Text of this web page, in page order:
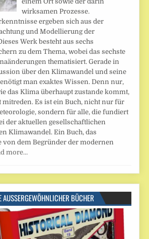
wirksamen Prozesse.
ergeben sich aus der
und Modellierung der
Werk besteht aus sechs
zu dem Thema, wobei das sechste
thematisiert. Gerade in
über den Klimawandel und seine
man exaktes Wissen. Denn nur,
das Klima überhaupt zustande kommt,
Es ist ein Buch, nicht nur für
sondern für alle, die fundiert
der aktuellen gesellschaftlichen
Klimawandel. Ein Buch, das
von dem Begründer der modernen
more…
AUSSERGEWÖHNLICHER BÜCHER